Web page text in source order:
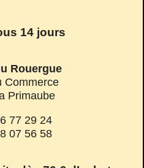
14 jours
Rouergue
Commerce
Primaube
77 29 24
07 56 58